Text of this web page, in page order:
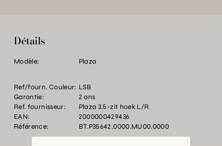
Détails
Modèle: Plaza
Ref/fourn. Couleur: LSB
Garantie:
2 ans
Ref. fournisseur:
Plaza 3.5-zit hoek L/R
EAN:
2000000429436
Référence:
BT.P35642.0000.MU00.0000